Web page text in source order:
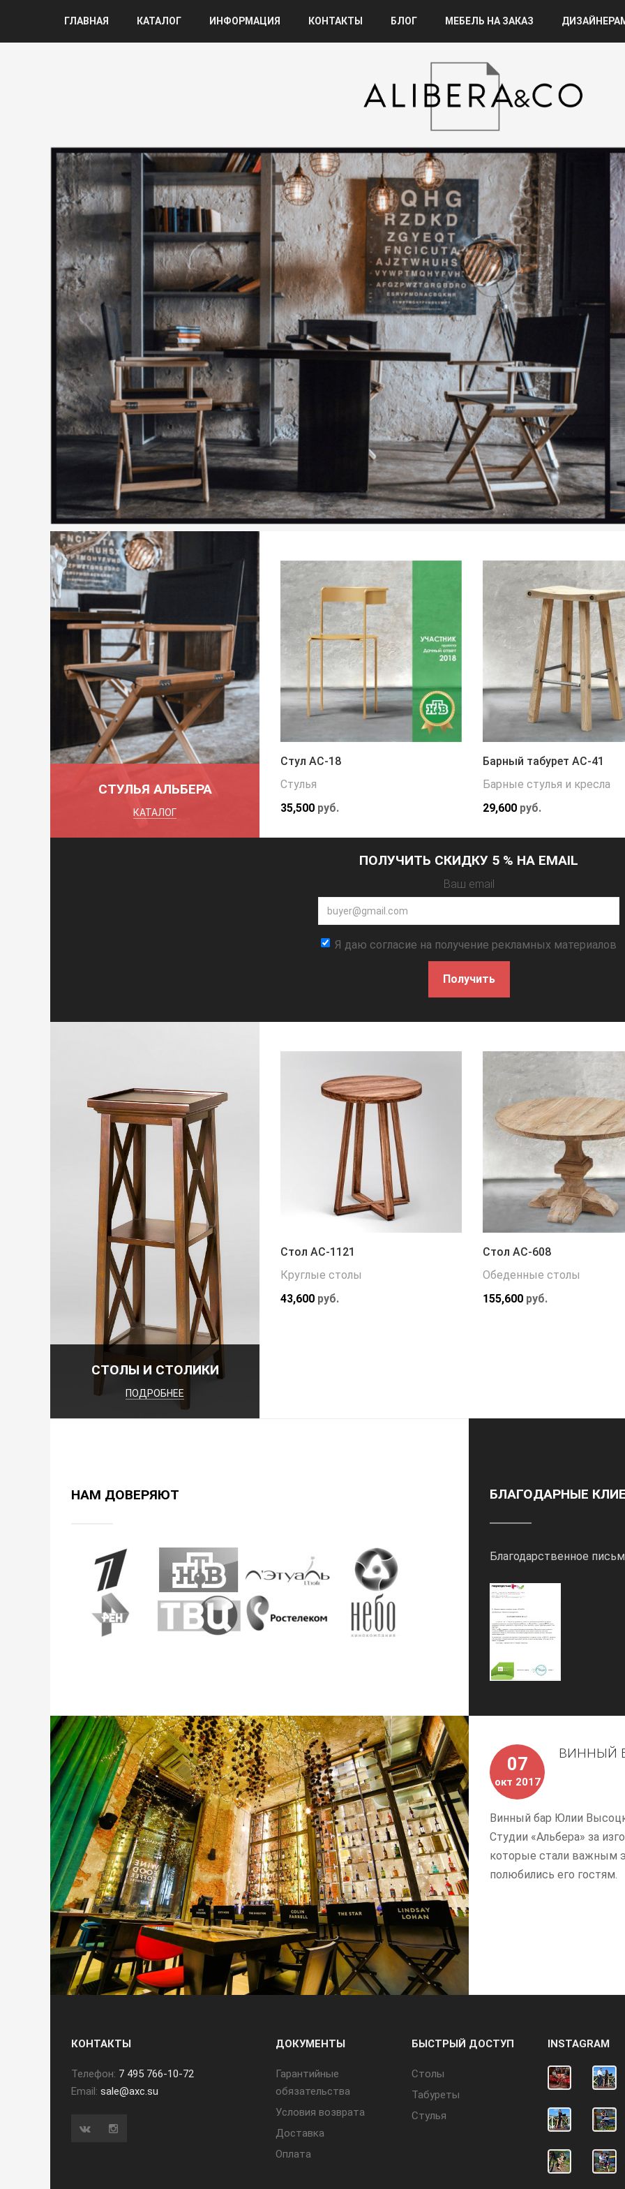
ГЛАВНАЯ КАТАЛОГ ИНФОРМАЦИЯ КОНТАКТЫ БЛОГ МЕБЕЛЬ НА ЗАКАЗ
СТУЛЬЯ АЛЬБЕРА
КАТАЛОГ
Стул АС-18
Стулья
35,500 руб.
Барный табурет АС-41
Барные стулья и кресла
29,600 руб.
ПОЛУЧИТЬ СКИДКУ 5 % НА EMAIL
Ваш email
Я даю согласие на получение рекламных материалов
Получить
СТОЛЫ И СТОЛИКИ
ПОДРОБНЕЕ
Стол АС-1121
Круглые столы
43,600 руб.
Стол АС-608
Обеденные столы
155,600 руб.
НАМ ДОВЕРЯЮТ БЛАГОДАРНЫЕ
Благодарственное
07
окт 2017
ВИННЫЙ
Винный бар Юлии
Студии «Альбера» за
которые стали важным
полюбились его гостям.
КОНТАКТЫ
Телефон: 7 495 766-10-72
Email: sale@axc.su
ДОКУМЕНТЫ
Гарантийные
обязательства
Условия возврата
Доставка
Оплата
БЫСТРЫЙ ДОСТУП
Cтолы
Табуреты
Стулья
INSTAGRAM